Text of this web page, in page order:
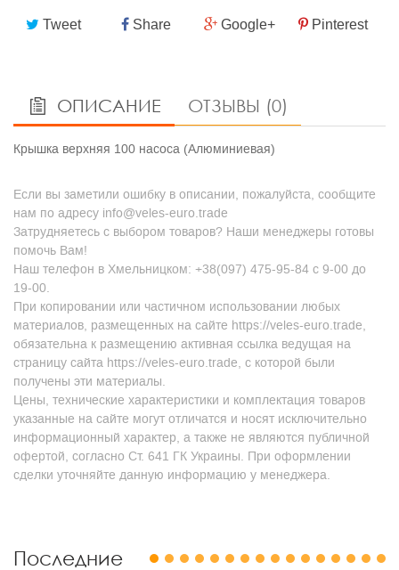
Tweet Share Google+ Pinterest
ОПИСАНИЕ ОТЗЫВЫ (0)
Крышка верхняя 100 насоса (Алюминиевая)
Если вы заметили ошибку в описании, пожалуйста, сообщите
нам по адресу info@veles-euro.trade
Затрудняетесь с выбором товаров? Наши менеджеры готовы
помочь Вам!
Наш телефон в Хмельницком: +38(097) 475-95-84 с 9-00 до
19-00.
При копировании или частичном использовании любых
материалов, размещенных на сайте https://veles-euro.trade,
обязательна к размещению активная ссылка ведущая на
страницу сайта https://veles-euro.trade, с которой были
получены эти материалы.
Цены, технические характеристики и комплектация товаров
указанные на сайте могут отличатся и носят исключительно
информационный характер, а также не являются публичной
офертой, согласно Ст. 641 ГК Украины. При оформлении
сделки уточняйте данную информацию у менеджера.
Последние 1 2 3 4 5 6 7 8 9 10 11 12 13 14 15 16